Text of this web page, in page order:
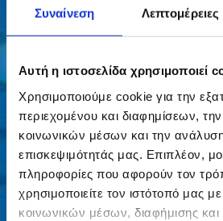
Συναίνεση Λεπτομέρειες
Αυτή η ιστοσελίδα χρησιμοποιεί
Χρησιμοποιούμε cookie για την
περιεχομένου και διαφημίσεων,
κοινωνικών μέσων και την
επισκεψιμότητάς μας. Επιπλέον,
πληροφορίες που αφορούν τον
χρησιμοποιείτε τον ιστότοπό μας
κοινωνικών μέσων, διαφήμισης
Έξυπνο σπίτι , Αυτοματισμοί
Ηλεκτρολογικές εγκαταστάσεις
χώρων
Ηλεκτρολογικές εγκαταστάσεις
Ανακαίνιση καταστημάτων -
Ηλεκτρολογικοί πίνακες:
Επιδιόρθωση βλάβης